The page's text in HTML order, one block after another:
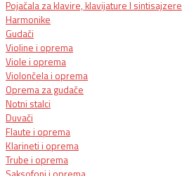
Pojačala za klavire, klavijature I sintisajzere
Harmonike
Gudači
Violine i oprema
Viole i oprema
Violončela i oprema
Oprema za gudače
Notni stalci
Duvači
Flaute i oprema
Klarineti i oprema
Trube i oprema